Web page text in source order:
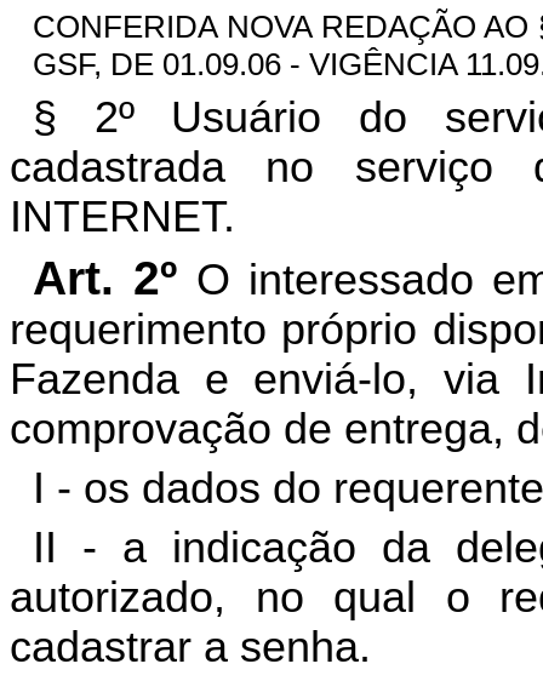
CONFERIDA NOVA REDAÇÃO AO
GSF, DE 01.09.06 - VIGÊNCIA
§ 2º Usuário do
cadastrada no serviço
INTERNET.
Art. 2º O interessado
requerimento próprio
Fazenda e enviá-lo, via
comprovação de entrega,
I - os dados do
II - a indicação da
autorizado, no qual o
cadastrar a senha.